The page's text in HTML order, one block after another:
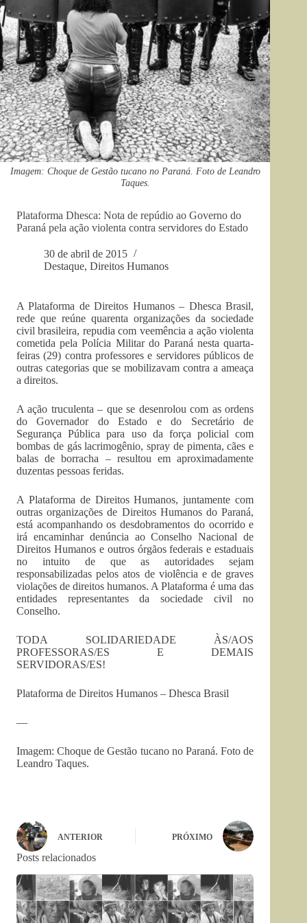
Imagem: Choque de Gestão tucano no Paraná. Foto de Leandro
Taques.
Plataforma Dhesca: Nota de repúdio ao Governo do
Paraná pela ação violenta contra servidores do Estado
30 de abril de 2015
Destaque, Direitos Humanos
A Plataforma de Direitos Humanos – Dhesca Brasil,
rede que reúne quarenta organizações da sociedade
civil brasileira, repudia com veemência a ação violenta
cometida pela Polícia Militar do Paraná nesta quarta-
feiras (29) contra professores e servidores públicos de
outras categorias que se mobilizavam contra a ameaça
a direitos.
A ação truculenta – que se desenrolou com as ordens
do Governador do Estado e do Secretário de
Segurança Pública para uso da força policial com
bombas de gás lacrimogênio, spray de pimenta, cães e
balas de borracha – resultou em aproximadamente
duzentas pessoas feridas.
A Plataforma de Direitos Humanos, juntamente com
outras organizações de Direitos Humanos do Paraná,
está acompanhando os desdobramentos do ocorrido e
irá encaminhar denúncia ao Conselho Nacional de
Direitos Humanos e outros órgãos federais e estaduais
no intuito de que as autoridades sejam
responsabilizadas pelos atos de violência e de graves
violações de direitos humanos. A Plataforma é uma das
entidades representantes da sociedade civil no
Conselho.
TODA SOLIDARIEDADE ÀS/AOS
PROFESSORAS/ES E DEMAIS
SERVIDORAS/ES!
Plataforma de Direitos Humanos – Dhesca Brasil
—
Imagem: Choque de Gestão tucano no Paraná. Foto de
Leandro Taques.
ANTERIOR PRÓXIMO
Posts relacionados